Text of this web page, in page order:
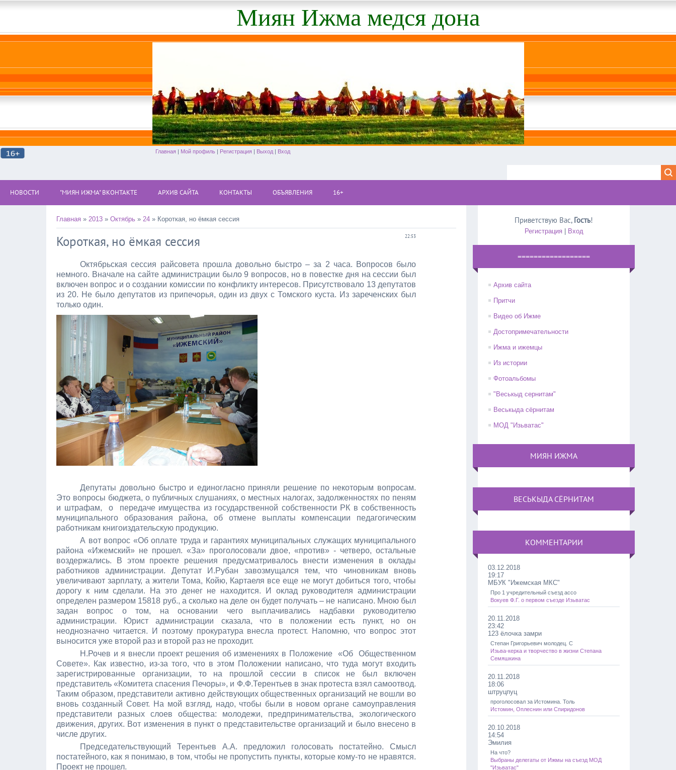
Миян Ижма медся дона
Главная | Мой профиль | Регистрация | Выход | Вход
НОВОСТИ "МИЯН ИЖМА" ВКОНТАКТЕ АРХИВ САЙТА КОНТАКТЫ ОБЪЯВЛЕНИЯ 16+
Главная » 2013 » Октябрь » 24 » Короткая, но ёмкая сессия
22:53
Короткая, но ёмкая сессия
Октябрьская сессия райсовета прошла довольно быстро – за 2 часа. Вопросов было
немного. Вначале на сайте администрации было 9 вопросов, но в повестке дня на сессии был
включен вопрос и о создании комиссии по конфликту интересов. Присутствовало 13 депутатов
из 20. Не было депутатов из припечорья, один из двух с Томского куста. Из зареченских был
только один.
Депутаты довольно быстро и единогласно приняли решение по некоторым вопросам.
Это вопросы бюджета, о публичных слушаниях, о местных налогах, задолженностях по пеням
и штрафам, о передаче имущества из государственной собственности РК в собственность
муниципального образования района, об отмене выплаты компенсации педагогическим
работникам книгоиздательскую продукцию.
А вот вопрос «Об оплате труда и гарантиях муниципальных служащих муниципального
района «Ижемский» не прошел. «За» проголосовали двое, «против» - четверо, остальные
воздержались. В этом проекте решения предусматривалось внести изменения в оклады
работников администрации. Депутат И.Рубан завозмущался тем, что чиновникам вновь
увеличивают зарплату, а жители Тома, Койю, Картаеля все еще не могут добиться того, чтобы
дорогу к ним сделали. На это денег не находится. И оклад руководителя администрации
определен размером 15818 руб., а сколько на деле он будет получать – не написано. Мною был
задан вопрос о том, на основании чего выплачивались надбавки руководителю
администрации. Юрист администрации сказала, что в положении есть пункт, но он
неоднозначно читается. И поэтому прокуратура внесла протест. Напомню, что вопрос этот
выносится уже второй раз и второй раз не проходит.
Н.Рочев и я внесли проект решения об изменениях в Положение «Об Общественном
Совете». Как известно, из-за того, что в этом Положении написано, что туда могут входить
зарегистрированные организации, то на прошлой сессии в список не был включен
представитель «Комитета спасения Печоры», и Ф.Ф.Терентьев в знак протеста взял самоотвод.
Таким образом, представители активно действующих общественных организаций не вошли во
вновь созданный Совет. На мой взгляд, надо, чтобы были в новом органе самоуправления
представители разных слоев общества: молодежи, предпринимательства, экологического
движения, других. Вот изменения в пункт о представительстве организаций и было внесено в
числе других.
Председательствующий Терентьев А.А. предложил голосовать постатейно. Смысл
постатейного, как я понимаю, в том, чтобы не пропустить пункты, которые кому-то не нравятся.
Проект не прошел.
Приветствую Вас, Гость!
Регистрация| Вход
==================
Архив сайта
Притчи
Видео об Ижме
Достопримечательности
Ижма и ижемцы
Из истории
Фотоальбомы
"Веськыд сернитам"
Веськыда сёрнитам
МОД "Изьватас"
МИЯН ИЖМА
ВЕСЬКЫДА СЁРНИТАМ
КОММЕНТАРИИ
03.12.2018
19:17
МБУК "Ижемская МКС"
Про 1 учредительный съезд ассо
Вокуев Ф.Г. о первом съезде Изьватас
20.11.2018
23:42
123 ёлочка замри
Степан Григорьевич молодец. С
Изьва-керка и творчество в жизни Степана
Семяшкина
20.11.2018
18:06
штруцпуц
проголосовал за Истомина. Толь
Истомин, Оплеснин или Спиридонов
20.10.2018
14:54
Эмилия
На что?
Выбраны делегаты от Ижмы на съезд МОД
"Изьватас"